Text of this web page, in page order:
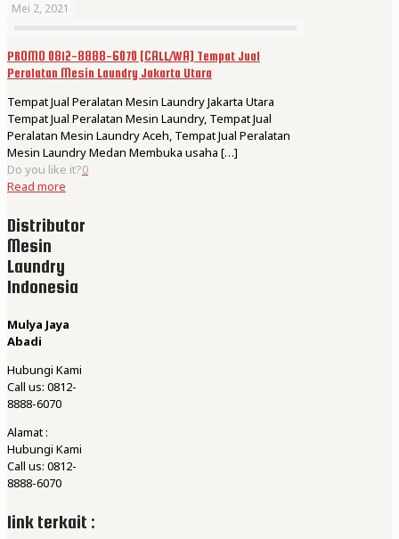
Mei 2, 2021
PROMO 0812-8888-6070 [CALL/WA] Tempat Jual
Peralatan Mesin Laundry Jakarta Utara
Tempat Jual Peralatan Mesin Laundry Jakarta Utara
Tempat Jual Peralatan Mesin Laundry, Tempat Jual
Peralatan Mesin Laundry Aceh, Tempat Jual Peralatan
Mesin Laundry Medan Membuka usaha […]
Do you like it?0
Read more
Distributor
Mesin
Laundry
Indonesia
Mulya Jaya
Abadi
Hubungi Kami
Call us: 0812-
8888-6070
Alamat :
Hubungi Kami
Call us: 0812-
8888-6070
link terkait :